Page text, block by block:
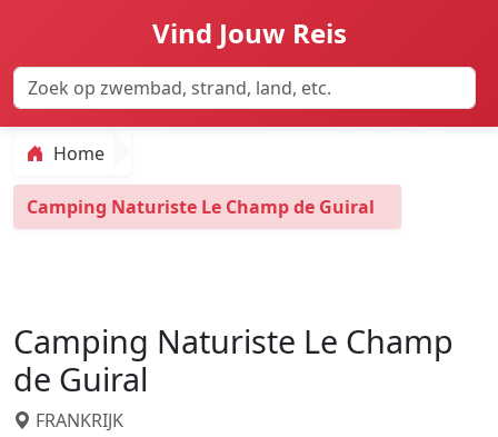
Vind Jouw Reis
Home
Camping Naturiste Le Champ de Guiral
Camping Naturiste Le Champ
de Guiral
FRANKRIJK